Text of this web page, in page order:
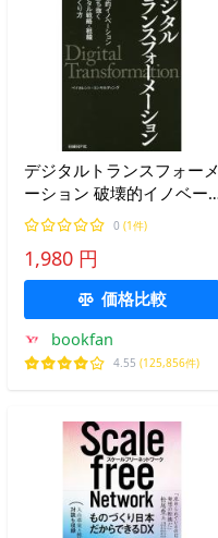
デジタルトランスフォーメ
ーション 破壊的イノベー
ションを勝ち抜くデジタル
戦略・組織のつくり方/ベ
イカレント・コンサルティ
ング
0 (1件)
1,980 円
価格比較
bookfan
4.55 (125,856件)